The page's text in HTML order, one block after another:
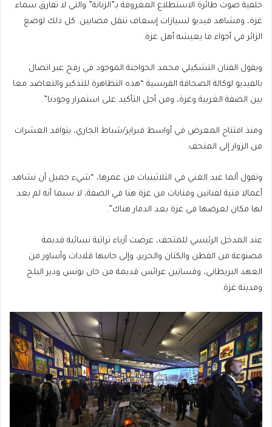
خلفية صوت طائرة الاستطلاع المعروفة بـ”الزنانة” والتي لا تفارق سماء
غزة، ومشاهد فيديو لسيارات إسعاف تنقل مصابين. كل ذلك لوضع
الزائر في أجواء ما يعيشه أهل غزة.
ويقول الفنان التشكيلي محمد الحواجنة الموجود في رفح عبر اتصال
بالفيديو لوكالة الصحافة الفرنسية “هذه التظاهرة للتذكير والتعاضد معا
بين الضفة الغربية وغزة، ومن أجل التأكيد على استمرار وجودنا”.
ومنذ افتتاح المعرض في أواسط فبراير/شباط الجاري، يتوافد العشرات
من الزوار إلى المتحف.
وتقول ألما عبد الغني في الثلاثينيات من عمرها، “شيء جميل أن نشاهد
أعمالا فنية لفنانين وفنانات من غزة هنا في الضفة، لا سيما أنه لم يعد
لها مكان لعرضها في غزة بعد الدمار هناك”.
عند المدخل الرئيسي للمتحف، عرضت أزياء تراثية نسائية قديمة
مصنوعة من القطن والكتان والحرير، وإلى جانبها قلادات وأساور من
العهد البريطاني، وفساتين عرائس قديمة من خان يونس ودير البلح
ومدينة غزة.